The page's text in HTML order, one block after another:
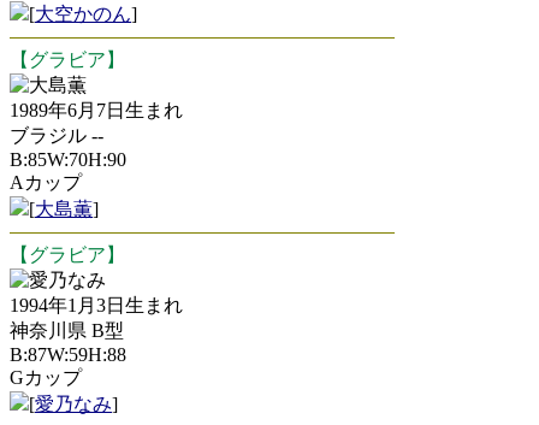
[大空かのん]
【グラビア】
大島薫
1989年6月7日生まれ
ブラジル --
B:85W:70H:90
Aカップ
[大島薫]
【グラビア】
愛乃なみ
1994年1月3日生まれ
神奈川県 B型
B:87W:59H:88
Gカップ
[愛乃なみ]